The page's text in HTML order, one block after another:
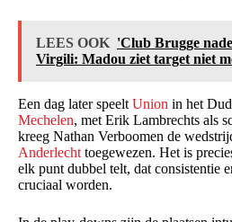
LEES OOK 'Club Brugge
Virgili: Madou ziet target niet
Een dag later speelt Union in het
Mechelen, met Erik Lambrechts als
kreeg Nathan Verboomen de
Anderlecht toegewezen. Het is
elk punt dubbel telt, dat consistentie
cruciaal worden.